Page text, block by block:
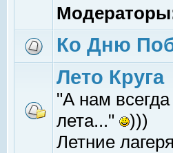
Ко Дню
Лето Круга
"А нам
лета..."
)))
Летние